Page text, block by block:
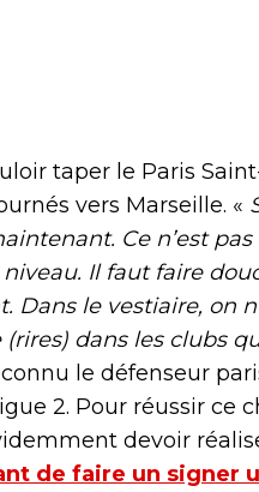
taper le Paris
vers Marseille. «
Ce n’est
Il faut faire
Dans le vestiaire, on
dans les clubs
le défenseur
2. Pour réussir ce
devoir
de faire un signer